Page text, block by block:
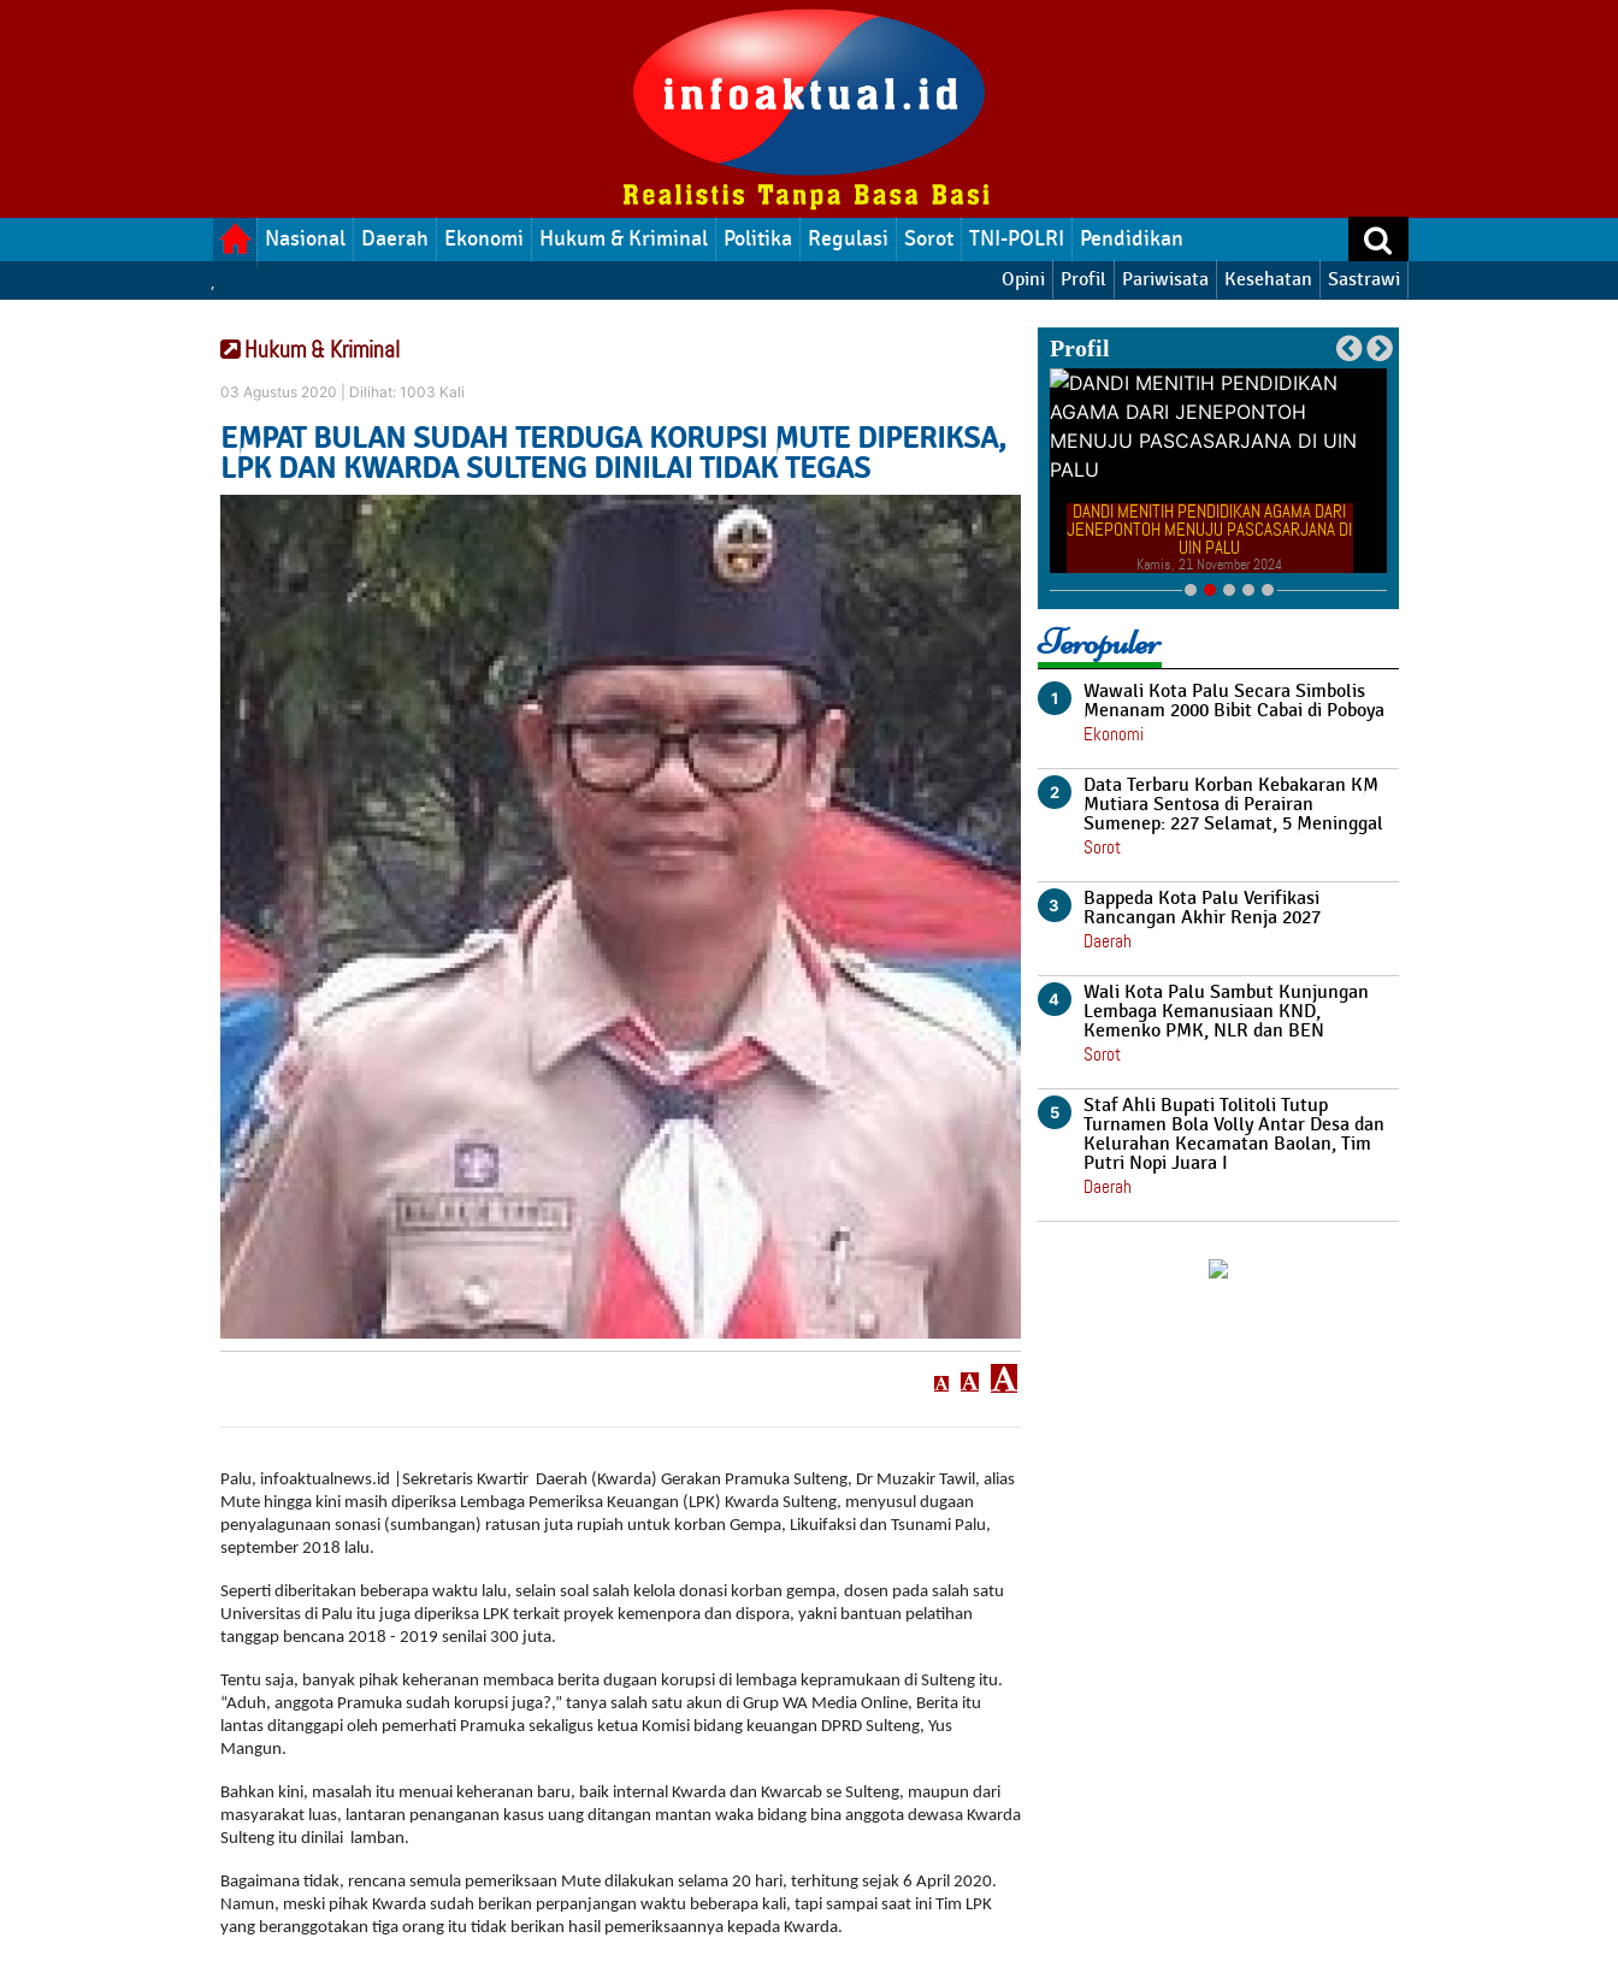
Nasional Daerah Ekonomi Hukum & Kriminal Politika Regulasi Sorot TNI-POLRI Pendidikan
, Sastrawi
Kesehatan
Pariwisata
Profil
Opini
Hukum & Kriminal
03 Agustus 2020 | Dilihat: 1003 Kali
EMPAT BULAN SUDAH TERDUGA KORUPSI MUTE DIPERIKSA,
LPK DAN KWARDA SULTENG DINILAI TIDAK TEGAS
Palu, infoaktualnews.id |Sekretaris Kwartir Daerah (Kwarda) Gerakan Pramuka Sulteng, Dr Muzakir Tawil, alias
Mute hingga kini masih diperiksa Lembaga Pemeriksa Keuangan (LPK) Kwarda Sulteng, menyusul dugaan
penyalagunaan sonasi (sumbangan) ratusan juta rupiah untuk korban Gempa, Likuifaksi dan Tsunami Palu,
september 2018 lalu.
Seperti diberitakan beberapa waktu lalu, selain soal salah kelola donasi korban gempa, dosen pada salah satu
Universitas di Palu itu juga diperiksa LPK terkait proyek kemenpora dan dispora, yakni bantuan pelatihan
tanggap bencana 2018 - 2019 senilai 300 juta.
Tentu saja, banyak pihak keheranan membaca berita dugaan korupsi di lembaga kepramukaan di Sulteng itu.
“Aduh, anggota Pramuka sudah korupsi juga?,” tanya salah satu akun di Grup WA Media Online, Berita itu
lantas ditanggapi oleh pemerhati Pramuka sekaligus ketua Komisi bidang keuangan DPRD Sulteng, Yus
Mangun.
Bahkan kini, masalah itu menuai keheranan baru, baik internal Kwarda dan Kwarcab se Sulteng, maupun dari
masyarakat luas, lantaran penanganan kasus uang ditangan mantan waka bidang bina anggota dewasa Kwarda
Sulteng itu dinilai lamban.
Bagaimana tidak, rencana semula pemeriksaan Mute dilakukan selama 20 hari, terhitung sejak 6 April 2020.
Namun, meski pihak Kwarda sudah berikan perpanjangan waktu beberapa kali, tapi sampai saat ini Tim LPK
yang beranggotakan tiga orang itu tidak berikan hasil pemeriksaannya kepada Kwarda.
Profil
Jalan Santai Sambil Beramal : REUNI
PERDANA SD 4 INPRES TAIPA PALU
GANDENG PMI SULTENG
Selasa, 19 Juli 2022
Perayaan Hari Ibu Oleh Emak-Emak RT
Reksoniten, Unik.
Jumat, 03 Januari 2025
DANDI MENITIH PENDIDIKAN AGAMA DARI
JENEPONTOH MENUJU PASCASARJANA DI
UIN PALU
Kamis, 21 November 2024
Teropuler
1
Wawali Kota Palu Secara Simbolis
Menanam 2000 Bibit Cabai di Poboya
Ekonomi
2
Data Terbaru Korban Kebakaran KM
Mutiara Sentosa di Perairan
Sumenep: 227 Selamat, 5 Meninggal
Sorot
3
Bappeda Kota Palu Verifikasi
Rancangan Akhir Renja 2027
Daerah
4
Wali Kota Palu Sambut Kunjungan
Lembaga Kemanusiaan KND,
Kemenko PMK, NLR dan BEN
Sorot
5
Staf Ahli Bupati Tolitoli Tutup
Turnamen Bola Volly Antar Desa dan
Kelurahan Kecamatan Baolan, Tim
Putri Nopi Juara I
Daerah